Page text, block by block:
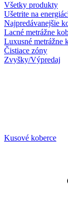
Všetky produkty
Ušetrite na
Najpredávanejšie
Lacné metrážne
Luxusné metrážne
Čistiace zóny
Zvyšky/Výpredaj
Kusové koberce